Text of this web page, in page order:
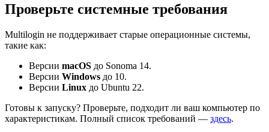
Проверьте системные требования
Multilogin не поддерживает старые операционные системы,
такие как:
Версии macOS до Sonoma 14.
Версии Windows до 10.
Версии Linux до Ubuntu 22.
Готовы к запуску? Проверьте, подходит ли ваш компьютер по
характеристикам. Полный список требований — здесь.